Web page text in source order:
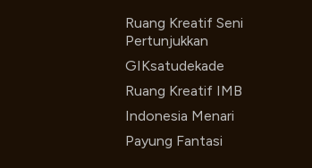
Ruang Kreatif Seni
Pertunjukkan
GIKsatudekade
Ruang Kreatif IMB
Indonesia Menari
Payung Fantasi